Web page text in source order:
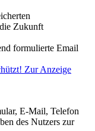
Zukunft
formulierte Email
Zur Anzeige
E-Mail, Telefon
des Nutzers zur